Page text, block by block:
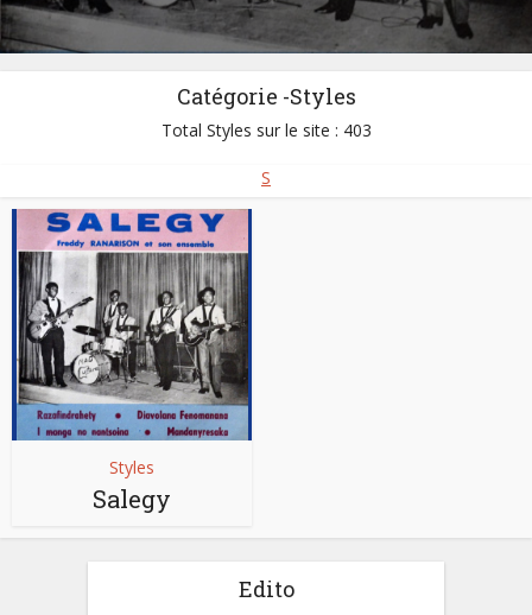
Catégorie -Styles
Total Styles sur le site : 403
S
Styles
Salegy
Edito